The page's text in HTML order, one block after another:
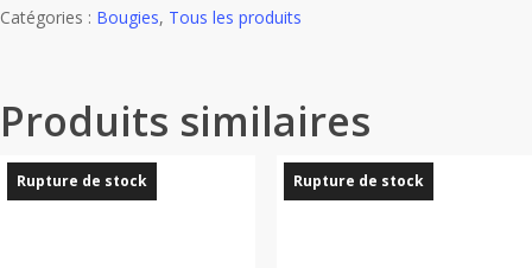
Catégories : Bougies, Tous les produits
Produits similaires
Rupture de stock Rupture de stock